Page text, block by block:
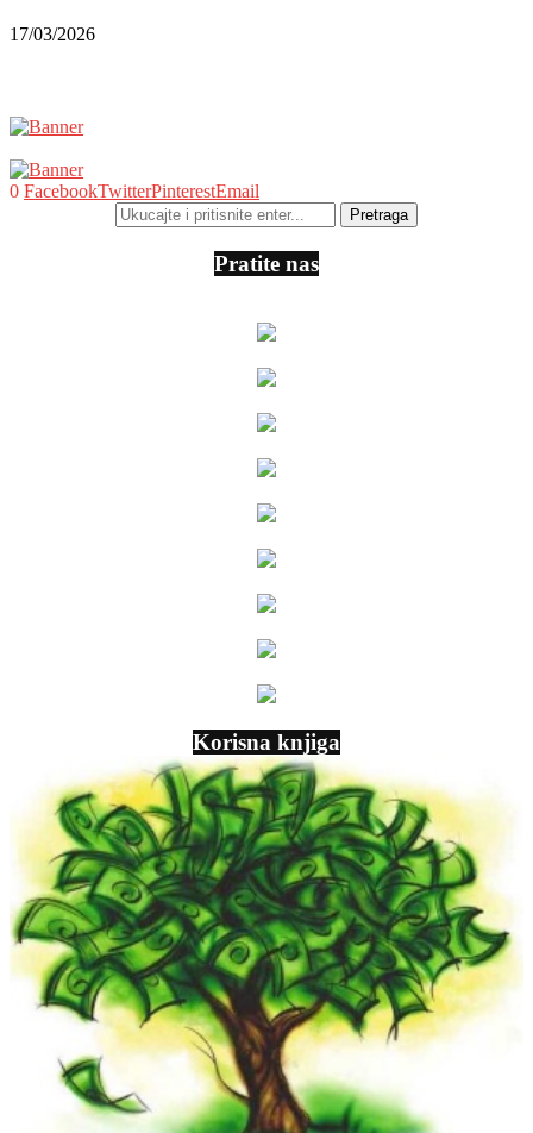
17/03/2026
0 FacebookTwitterPinterestEmail
Pratite nas
Korisna knjiga